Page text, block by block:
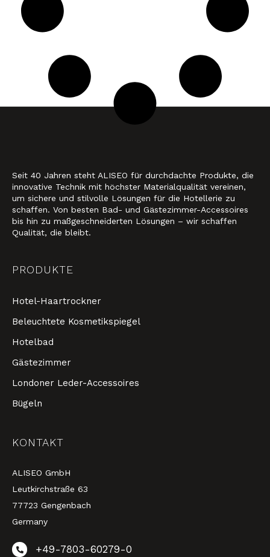
Seit 40 Jahren steht ALISEO für durchdachte Produkte, die
innovative Technik mit höchster Materialqualität vereinen,
um sichere und stilvolle Lösungen für die Hotellerie zu
schaffen. Von besten Bad- und Gästezimmer-Accessoires
bis hin zu maßgeschneiderten Lösungen – wir schaffen
Qualität, die bleibt.
PRODUKTE
Hotel-Haartrockner
Beleuchtete Kosmetikspiegel
Hotelbad
Gästezimmer
Londoner Leder-Accessoires
Bügeln
KONTAKT
ALISEO GmbH
Leutkirchstraße 63
77723 Gengenbach
Germany
+49-7803-60279-0